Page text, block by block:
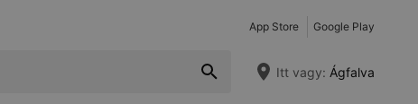
App Store Google Play
Itt vagy: Ágfalva